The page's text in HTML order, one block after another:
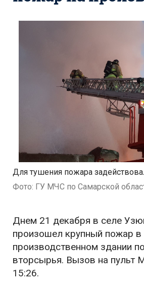
Для тушения пожара
Фото: ГУ МЧС по Самарской
Днем 21 декабря в селе
произошел крупный пожар в
производственном здании
вторсырья. Вызов на пульт
15:26.